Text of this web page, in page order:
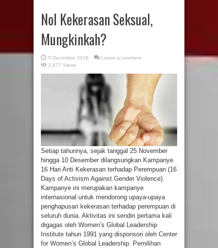
Nol Kekerasan Seksual,
Mungkinkah?
5 December 2016
Leave a comment
2,977 Views
Setiap tahunnya, sejak tanggal 25 November
hingga 10 Desember dilangsungkan Kampanye
16 Hari Anti Kekerasan terhadap Perempuan (16
Days of Activism Against Gender Violence).
Kampanye ini merupakan kampanye
internasional untuk mendorong upaya-upaya
penghapusan kekerasan terhadap perempuan di
seluruh dunia. Aktivitas ini sendiri pertama kali
digagas oleh Women’s Global Leadership
Institute tahun 1991 yang disponsori oleh Center
for Women’s Global Leadership. Pemilihan